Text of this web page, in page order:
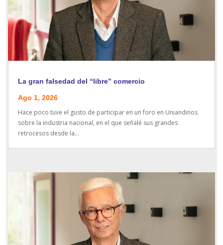
La gran falsedad del “libre” comercio
Ago 1, 2026
Hace poco tuve el gusto de participar en un foro en Uniandinos
sobre la industria nacional, en el que señalé sus grandes
retrocesos desde la...